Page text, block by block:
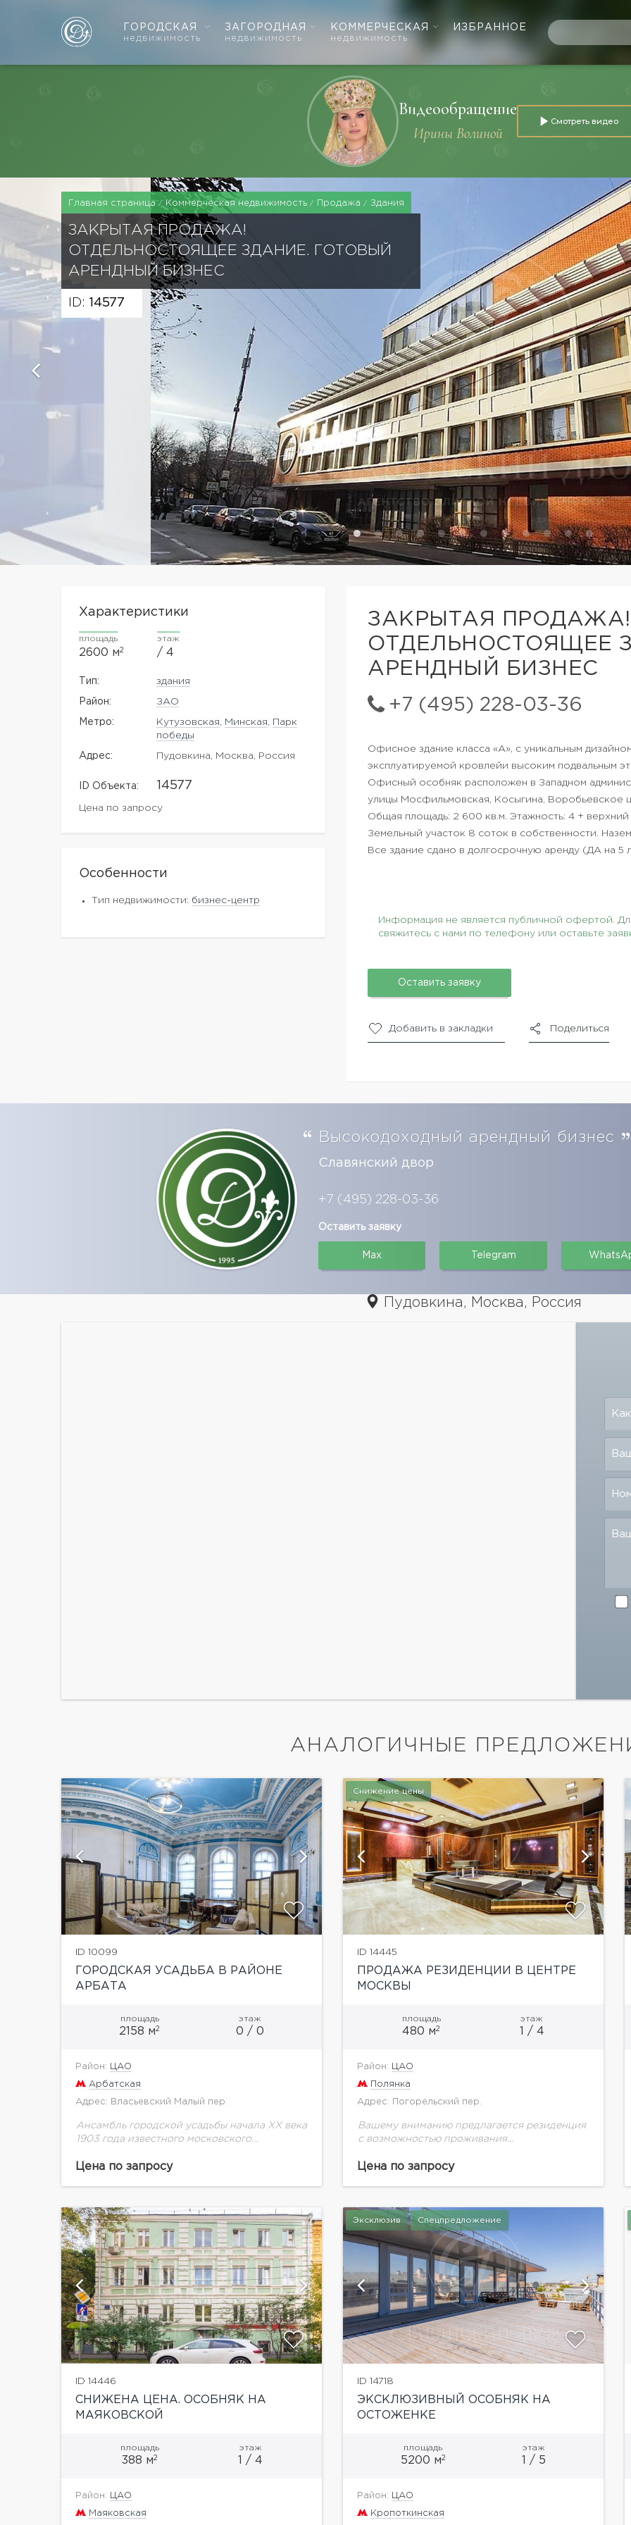
ГОРОДСКАЯ
недвижимость
ЗАГОРОДНАЯ
недвижимость
КОММЕРЧЕСКАЯ
недвижимость
ИЗБРАННОЕ
Видеообращение
Ирины Волиной
Смотреть видео
Главная страница Коммерческая недвижимость Продажа Здания
ЗАКРЫТАЯ ПРОДАЖА!
ОТДЕЛЬНОСТОЯЩЕЕ ЗДАНИЕ. ГОТОВЫЙ
АРЕНДНЫЙ БИЗНЕС
ID: 14577
ЗАКРЫТАЯ ПРОДАЖА!
ОТДЕЛЬНОСТОЯЩЕЕ
АРЕНДНЫЙ БИЗНЕС
+7 (495) 228-03-36
Характеристики
площадь
2600 м2
этаж
/ 4
Тип: здания
Район: ЗАО
Метро: Кутузовская Минская
Парк
победы
Адрес: Пудовкина, Москва, Россия
ID Объекта: 14577
Цена по запросу
Особенности
Тип недвижимости: бизнес-центр
Офисное здание класса «А», с уникальным
эксплуатируемой кровлейи высоким подвальным
Офисный особняк расположен в Западном
улицы Мосфильмовская, Косыгина, Воробьевское
Общая площадь: 2 600 кв.м. Этажность: 4 + верхний
Земельный участок 8 соток в собственности.
Все здание сдано в долгосрочную аренду (ДА на
Информация не является публичной офертой.
свяжитесь с нами по телефону или оставьте
Оставить заявку
Добавить в закладки Поделиться
Высокодоходный арендный бизнес
Славянский двор
+7 (495) 228-03-36
Оставить заявку
Max Telegram
Пудовкина, Москва, Россия
АНАЛОГИЧНЫЕ
ID 10099
ГОРОДСКАЯ УСАДЬБА В РАЙОНЕ
АРБАТА
площадь
2158 м2
этаж
0 / 0
Район: ЦАО
Арбатская
Адрес: Власьевский Малый пер.
Ансамбль городской усадьбы начала XX века
1903 года известного московского
архитектор И.Г. Кондратенко. На
Цена по запросу
показать ещё 27 фотографий
Снижение цены
ID 14445
ПРОДАЖА РЕЗИДЕНЦИИ В ЦЕНТРЕ
МОСКВЫ
площадь
480 м2
этаж
1 / 4
Район: ЦАО
Полянка
Адрес: Погорельский пер.
Вашему вниманию предлагается резиденция
с возможностью проживания
входная группа, дизайнерский ремонт
приобретения 1 и...
Цена по запросу
показать ещё 4 фотографии
ID 14446
СНИЖЕНА ЦЕНА. ОСОБНЯК НА
МАЯКОВСКОЙ
площадь
388 м2
этаж
1 / 4
Район: ЦАО
Маяковская
показать ещё 19 фотографий
Эксклюзив Спецпредложение
ID 14718
ЭКСКЛЮЗИВНЫЙ ОСОБНЯК НА
ОСТОЖЕНКЕ
площадь
5200 м2
этаж
1 / 5
Район: ЦАО
Кропоткинская
показать ещё 12 фотографий